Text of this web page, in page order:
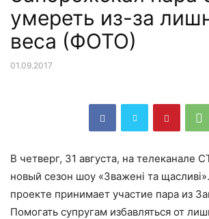
умереть из-за
веса (ФОТО)
01.09.2017
В четверг, 31 августа, на телеканале
новый сезон шоу «Зважені та
проекте принимает участие пара из
Помогать супругам избавляться от